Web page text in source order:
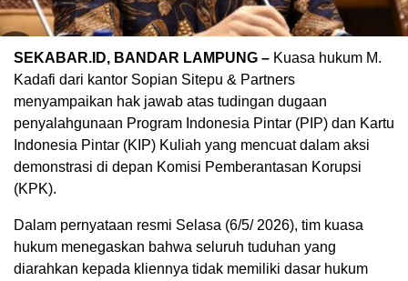
SEKABAR.ID, BANDAR LAMPUNG – Kuasa hukum M.
Kadafi dari kantor Sopian Sitepu & Partners
menyampaikan hak jawab atas tudingan dugaan
penyalahgunaan Program Indonesia Pintar (PIP) dan Kartu
Indonesia Pintar (KIP) Kuliah yang mencuat dalam aksi
demonstrasi di depan Komisi Pemberantasan Korupsi
(KPK).
Dalam pernyataan resmi Selasa (6/5/ 2026), tim kuasa
hukum menegaskan bahwa seluruh tuduhan yang
diarahkan kepada kliennya tidak memiliki dasar hukum